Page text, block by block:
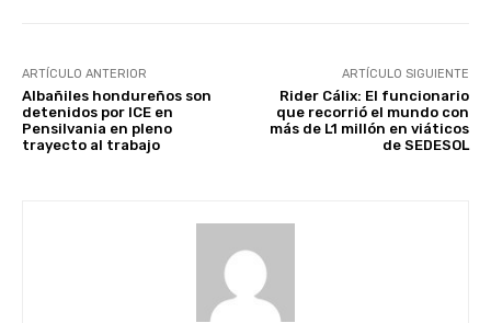
ARTÍCULO ANTERIOR
Albañiles hondureños son
detenidos por ICE en
Pensilvania en pleno
trayecto al trabajo
ARTÍCULO SIGUIENTE
Rider Cálix: El funcionario
que recorrió el mundo con
más de L1 millón en viáticos
de SEDESOL